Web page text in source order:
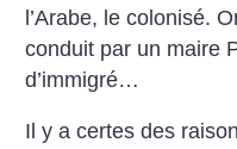
l’Arabe, le colonisé.
conduit par un maire
d’immigré…
Il y a certes des